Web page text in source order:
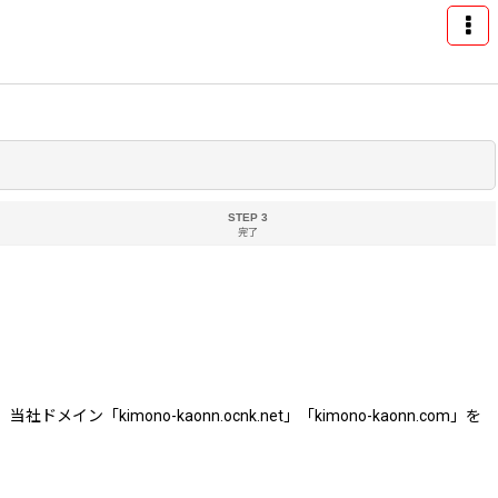
STEP 3
完了
当社ドメイン「kimono-kaonn.ocnk.net」「kimono-kaonn.com」を